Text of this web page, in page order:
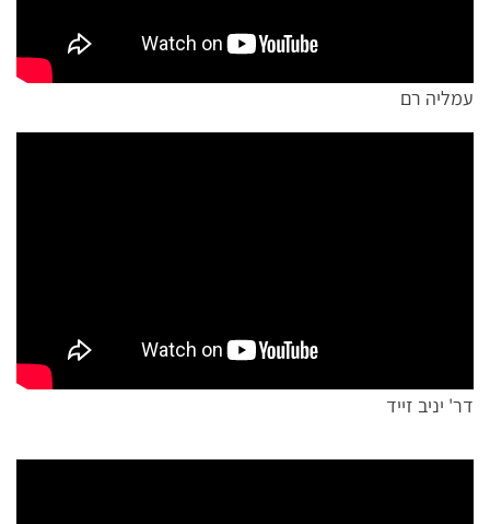
עמליה רם
דר' יניב זייד